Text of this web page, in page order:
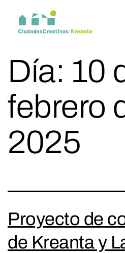
Día: 10
febrero
2025
Proyecto de
de Kreanta y